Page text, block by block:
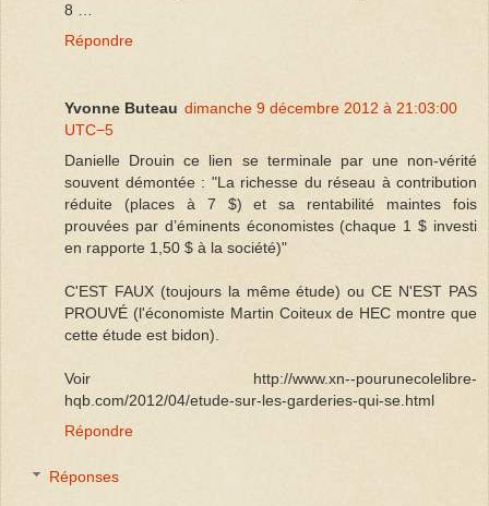
8 …
Répondre
Yvonne Buteau dimanche 9 décembre 2012 à 21:03:00
UTC−5
Danielle Drouin ce lien se terminale par une non-vérité
souvent démontée : "La richesse du réseau à contribution
réduite (places à 7 $) et sa rentabilité maintes fois
prouvées par d’éminents économistes (chaque 1 $ investi
en rapporte 1,50 $ à la société)"
C'EST FAUX (toujours la même étude) ou CE N'EST PAS
PROUVÉ (l'économiste Martin Coiteux de HEC montre que
cette étude est bidon).
Voir http://www.xn--pourunecolelibre-
hqb.com/2012/04/etude-sur-les-garderies-qui-se.html
Répondre
Réponses